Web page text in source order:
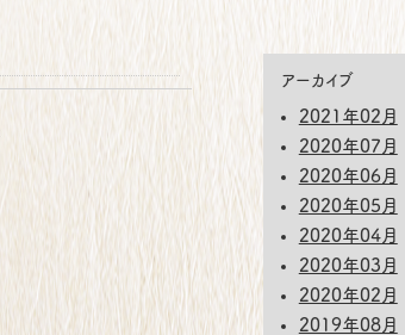
アーカイブ
2021年02月
2020年07月
2020年06月
2020年05月
2020年04月
2020年03月
2020年02月
2019年08月